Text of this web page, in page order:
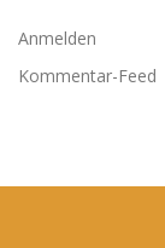
Anmelden
Kommentar-Feed